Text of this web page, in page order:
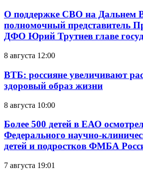
О поддержке СВО на Дальнем
полномочный представитель
ДФО Юрий Трутнев главе
8 августа 12:00
ВТБ: россияне увеличивают
здоровый образ жизни
8 августа 10:00
Более 500 детей в ЕАО
Федерального научно-
детей и подростков ФМБА
7 августа 19:01